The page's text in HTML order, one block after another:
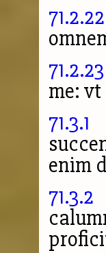
71.2.22
71.2.23
me:
71.3.1
enim
71.3.2